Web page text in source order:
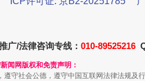
广/法律咨询专线： 010-89525216
闻网版权和免责声明：
遵守社会公德，遵守中国互联网法律法规及